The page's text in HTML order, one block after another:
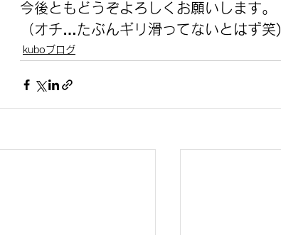
今後ともどうぞよろしくお願いします。
（オチ…たぶんギリ滑ってないとはず笑)
kuboブログ